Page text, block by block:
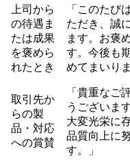
上司から
の待遇ま
たは成果
を褒めら
れたとき
「このたび
ただき、誠
ます。お褒
す。今後も
めてまいり
取引先か
らの製
品・対応
への賞賛
「貴重なご
うございま
大変光栄に
品質向上に
す。」